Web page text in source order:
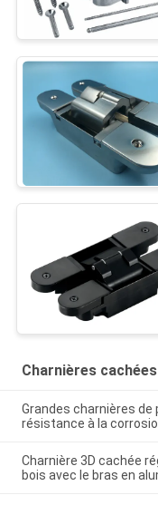
Charnières
Grandes charnières
résistance à la
Charnière 3D cachée
bois avec le bras en